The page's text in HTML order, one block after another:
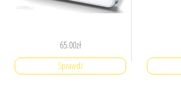
65.00zł
Sprawdź